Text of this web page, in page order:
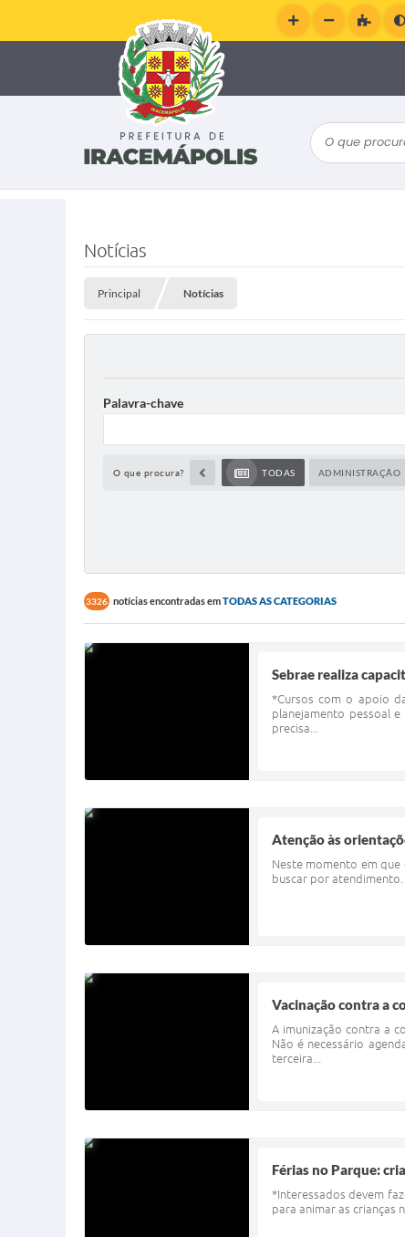
O que
Notícias
Principal Notícias
Palavra-chave
O que procura? TODAS ADMINISTRAÇÃO
3326 notícias encontradas emTODAS AS CATEGORIAS
Sebrae realiza
*Cursos com o apoio
planejamento pessoal
precisa...
Atenção às
Neste momento em
buscar por atendimento.
Vacinação contra a
A imunização contra a
Não é necessário
terceira...
Férias no Parque:
*Interessados devem
para animar as crianças